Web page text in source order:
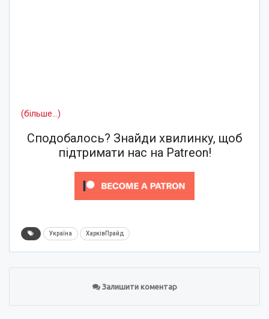
(більше…)
Сподобалось? Знайди хвилинку, щоб
підтримати нас на Patreon!
Україна ХарківПрайд
Залишити коментар